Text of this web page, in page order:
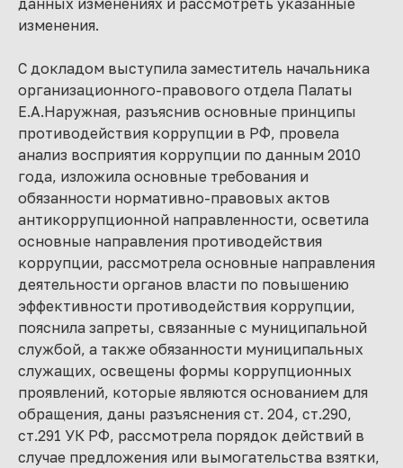
изменения.
С докладом выступила заместитель начальника
организационного-правового отдела Палаты
Е.А.Наружная, разъяснив основные принципы
противодействия коррупции в РФ, провела
анализ восприятия коррупции по данным 2010
года, изложила основные требования и
обязанности нормативно-правовых актов
антикоррупционной направленности, осветила
основные направления противодействия
коррупции, рассмотрела основные направления
деятельности органов власти по повышению
эффективности противодействия коррупции,
пояснила запреты, связанные с муниципальной
службой, а также обязанности муниципальных
служащих, освещены формы коррупционных
проявлений, которые являются основанием для
обращения, даны разъяснения ст. 204, ст.290,
ст.291 УК РФ, рассмотрела порядок действий в
случае предложения или вымогательства взятки,